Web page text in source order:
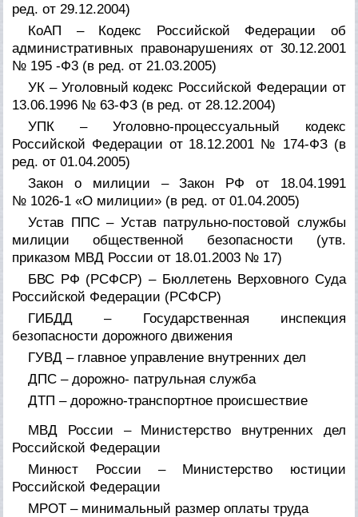
ред. от 29.12.2004)
КоАП – Кодекс Российской Федерации об
административных правонарушениях от 30.12.2001
№ 195 -Ф3 (в ред. от 21.03.2005)
УК – Уголовный кодекс Российской Федерации от
13.06.1996 № 63-ФЗ (в ред. от 28.12.2004)
УПК – Уголовно-процессуальный кодекс
Российской Федерации от 18.12.2001 № 174-ФЗ (в
ред. от 01.04.2005)
Закон о милиции – Закон РФ от 18.04.1991
№ 1026-1 «О милиции» (в ред. от 01.04.2005)
Устав ППС – Устав патрульно-постовой службы
милиции общественной безопасности (утв.
приказом МВД России от 18.01.2003 № 17)
БВС РФ (РСФСР) – Бюллетень Верховного Суда
Российской Федерации (РСФСР)
ГИБДД – Государственная инспекция
безопасности дорожного движения
ГУВД – главное управление внутренних дел
ДПС – дорожно- патрульная служба
ДТП – дорожно-транспортное происшествие
МВД России – Министерство внутренних дел
Российской Федерации
Минюст России – Министерство юстиции
Российской Федерации
МРОТ – минимальный размер оплаты труда